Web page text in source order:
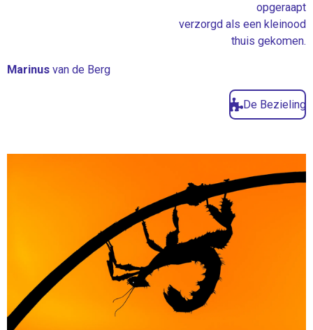
opgeraapt
verzorgd als een kleinood
thuis gekomen.
Marinus van de Berg
De Bezieling